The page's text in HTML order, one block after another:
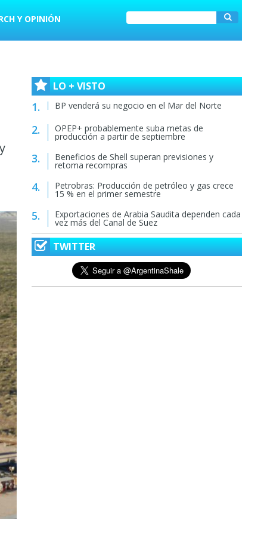
Y OPINIÓN
LO + VISTO
BP venderá su negocio en el Mar del Norte
OPEP+ probablemente suba metas de
producción a partir de septiembre
Beneficios de Shell superan previsiones y
retoma recompras
Petrobras: Producción de petróleo y gas crece
15 % en el primer semestre
Exportaciones de Arabia Saudita dependen cada
vez más del Canal de Suez
TWITTER